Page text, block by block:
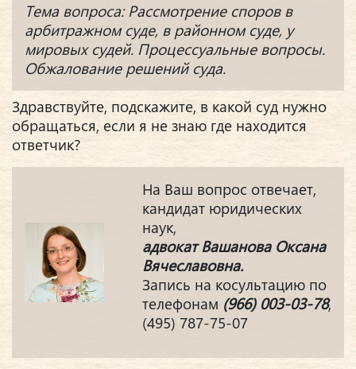
Тема вопроса: Рассмотрение споров в
арбитражном суде, в районном суде, у
мировых судей. Процессуальные вопросы.
Обжалование решений суда.
Здравствуйте, подскажите, в какой суд нужно
обращаться, если я не знаю где находится
ответчик?
На Ваш вопрос отвечает,
кандидат юридических
наук,
адвокат Вашанова Оксана
Вячеславовна.
Запись на косультацию по
телефонам (966) 003-03-78,
(495) 787-75-07